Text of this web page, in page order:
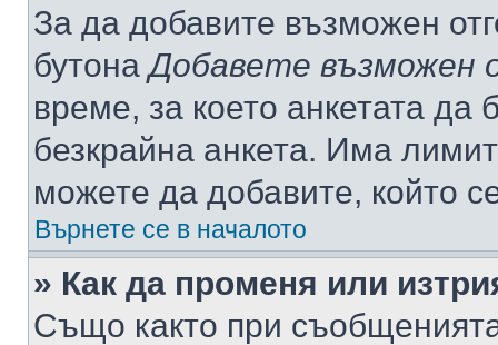
За да добавите възможен
бутонаДобавете възможен
време, за което анкетата да
безкрайна анкета. Има
можете да добавите, който
Върнете се в началото
» Как да променя или
Също както при